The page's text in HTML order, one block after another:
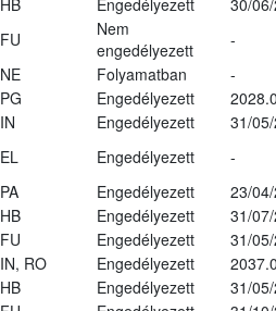
HB Engedélyezett
30/
FU
Nem
engedélyezett
-
NE Folyamatban
-
PG Engedélyezett
IN Engedélyezett
31/
EL Engedélyezett
-
PA Engedélyezett
23/
HB Engedélyezett
31/
FU Engedélyezett
31/
IN, RO Engedélyezett
HB Engedélyezett
31/